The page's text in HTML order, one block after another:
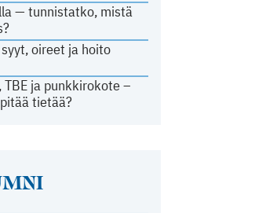
— tunnistatko, mistä
oireet ja hoito
TBE ja punkkirokote –
tietää?